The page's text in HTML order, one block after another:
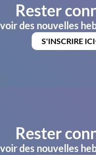
Rester
des nouvelles
S'INSCRIRE ICI
Rester
des nouvelles